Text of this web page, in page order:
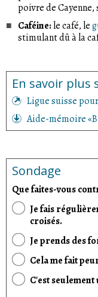
poivre de
Caféine: le café, le
stimulant dû à la
En savoir plus
Ligue suisse
Aide-mémoire
Sondage
Que faites-vous
Je fais
croisés.
Je prends des
Cela me fait
C'est